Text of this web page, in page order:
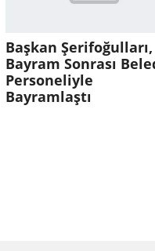
Başkan Şerifoğulları,
Bayram Sonrası
Personeliyle
Bayramlaştı